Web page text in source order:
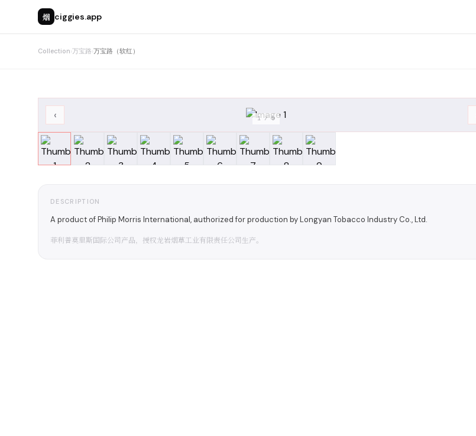
烟 ciggies.app
Collection›万宝路›万宝路（软红）
‹ 1/9
DESCRIPTION
A product of Philip Morris International, authorized for production by Longyan Tobacco Industry Co., Ltd.
菲利普莫里斯国际公司产品，授权龙岩烟草工业有限责任公司生产。